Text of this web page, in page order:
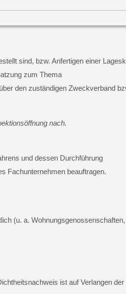
sind, bzw. Anfertigen einer
zum Thema
den zuständigen Zweckverband
nach.
und dessen Durchführung
Fachunternehmen beauftragen.
(u. a. Wohnungsgenossenschaften,
ist auf Verlangen der